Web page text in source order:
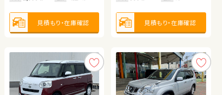
見積もり・在庫確認 見積もり・在庫確認
見積もり・在庫確認 見積もり・在庫確認